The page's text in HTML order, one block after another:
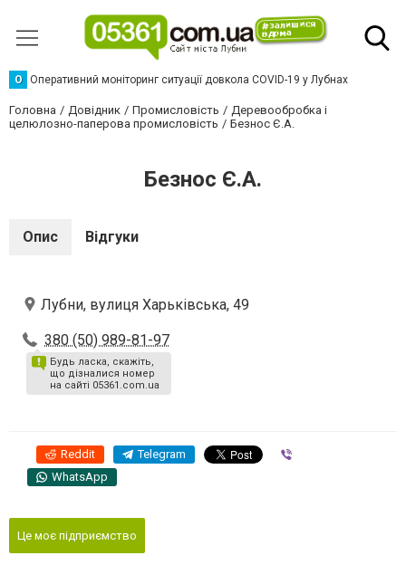
О Оперативний моніторинг ситуації довкола COVID-19 у Лубнах
Головна Довідник Промисловість
Деревообробка і
целюлозно-паперова промисловість
Безнос Є.А.
Безнос Є.А.
Опис Відгуки
Лубни, вулиця Харьківська, 49
380 (50) 989-81-97
Будь ласка, скажіть,
що дізналися номер
на сайті 05361.com.ua
Reddit Telegram
WhatsApp
Це моє підприємство